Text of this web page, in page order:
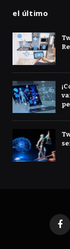
el último